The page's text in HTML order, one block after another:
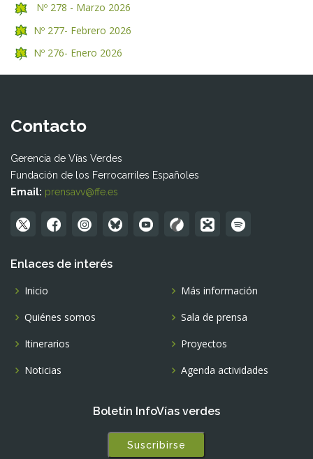
Nº 278 - Marzo 2026
Nº 277- Febrero 2026
Nº 276- Enero 2026
Contacto
Gerencia de Vías Verdes
Fundación de los Ferrocarriles Españoles
Email: prensavv@ffe.es
Enlaces de interés
Inicio
Quiénes somos
Itinerarios
Noticias
Más información
Sala de prensa
Proyectos
Agenda actividades
Boletín InfoVías verdes
Suscribirse